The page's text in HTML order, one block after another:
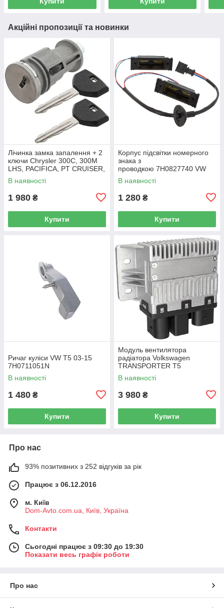
Акційні пропозиції та новинки
Лічинка замка запалення + 2
ключи Chrysler 300C, 300M
LHS, PACIFICA, PT CRUISER,
SEBRING 5003843AB
В наявності
1 980 ₴
Купити
Корпус підсвітки номерного
знака з
проводкою 7H0827740 VW
Caddy III (2K) 2004-2015
/ Caddy IV (SA) 2016-
В наявності
1 280 ₴
Купити
Ричаг куліси VW T5 03-15
7H0711051N
В наявності
1 480 ₴
Купити
Модуль вентилятора
радіатора Volkswagen
TRANSPORTER T5
Фургон 03-15 7H0919506D
В наявності
3 980 ₴
Купити
Про нас
93% позитивних з 252 відгуків за рік
Працює з 06.12.2016
м. Київ
Dom-Avto.com.ua, Київ, Україна
Контакти
Сьогодні працює з 09:30 до 19:30
Показати весь графік роботи
Про нас